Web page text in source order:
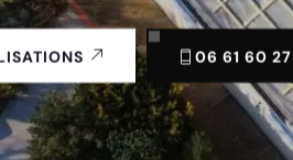
06 61 60